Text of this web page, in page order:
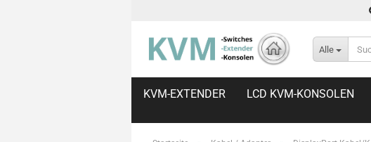
Alle
KVM-EXTENDER LCD KVM-KONSOLEN